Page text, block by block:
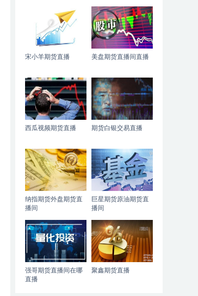
宋小羊期货直播 美盘期货直播间直播
西瓜视频期货直播 期货白银交易直播
纳指期货外盘期货直
播间
巨星期货原油期货直
播间
强哥期货直播间在哪
直播
聚鑫期货直播